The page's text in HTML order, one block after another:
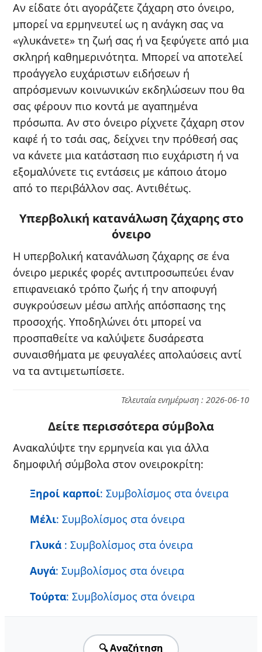
Αν είδατε ότι αγοράζετε ζάχαρη στο όνειρο,
μπορεί να ερμηνευτεί ως η ανάγκη σας να
«γλυκάνετε» τη ζωή σας ή να ξεφύγετε από μια
σκληρή καθημερινότητα. Μπορεί να αποτελεί
προάγγελο ευχάριστων ειδήσεων ή
απρόσμενων κοινωνικών εκδηλώσεων που θα
σας φέρουν πιο κοντά με αγαπημένα
πρόσωπα. Αν στο όνειρο ρίχνετε ζάχαρη στον
καφέ ή το τσάι σας, δείχνει την πρόθεσή σας
να κάνετε μια κατάσταση πιο ευχάριστη ή να
εξομαλύνετε τις εντάσεις με κάποιο άτομο
από το περιβάλλον σας. Αντιθέτως.
Υπερβολική κατανάλωση ζάχαρης στο
όνειρο
Η υπερβολική κατανάλωση ζάχαρης σε ένα
όνειρο μερικές φορές αντιπροσωπεύει έναν
επιφανειακό τρόπο ζωής ή την αποφυγή
συγκρούσεων μέσω απλής απόσπασης της
προσοχής. Υποδηλώνει ότι μπορεί να
προσπαθείτε να καλύψετε δυσάρεστα
συναισθήματα με φευγαλέες απολαύσεις αντί
να τα αντιμετωπίσετε.
Τελευταία ενημέρωση : 2026-06-10
Δείτε περισσότερα σύμβολα
Ανακαλύψτε την ερμηνεία και για άλλα
δημοφιλή σύμβολα στον ονειροκρίτη:
Ξηροί καρποί: Συμβολίσμος στα όνειρα
Μέλι: Συμβολίσμος στα όνειρα
Γλυκά : Συμβολίσμος στα όνειρα
Αυγά: Συμβολίσμος στα όνειρα
Τούρτα: Συμβολίσμος στα όνειρα
🔍 Αναζήτηση